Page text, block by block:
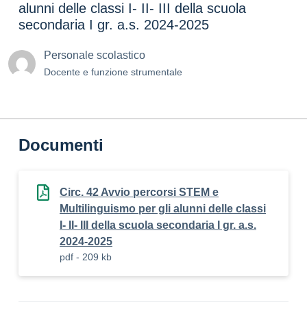
alunni delle classi I- II- III della scuola
secondaria I gr. a.s. 2024-2025
Personale scolastico
Docente e funzione strumentale
Documenti
Circ. 42 Avvio percorsi STEM e
Multilinguismo per gli alunni delle classi
I- II- III della scuola secondaria I gr. a.s.
2024-2025
pdf - 209 kb